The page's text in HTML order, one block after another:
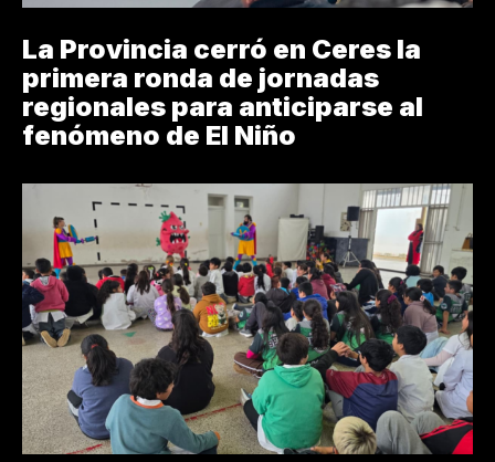
La Provincia cerró en Ceres la
primera ronda de jornadas
regionales para anticiparse al
fenómeno de El Niño